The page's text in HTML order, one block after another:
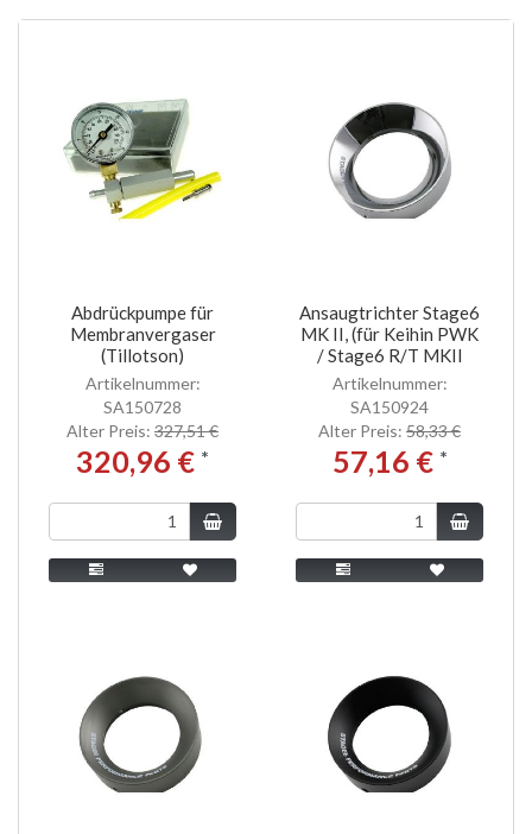
Abdrückpumpe für
Membranvergaser
(Tillotson)
Artikelnummer:
SA150728
Alter Preis: 327,51 €
320,96 € *
Ansaugtrichter Stage6
MK II, (für Keihin PWK
/ Stage6 R/T MKII
Artikelnummer:
SA150924
Alter Preis: 58,33 €
57,16 € *